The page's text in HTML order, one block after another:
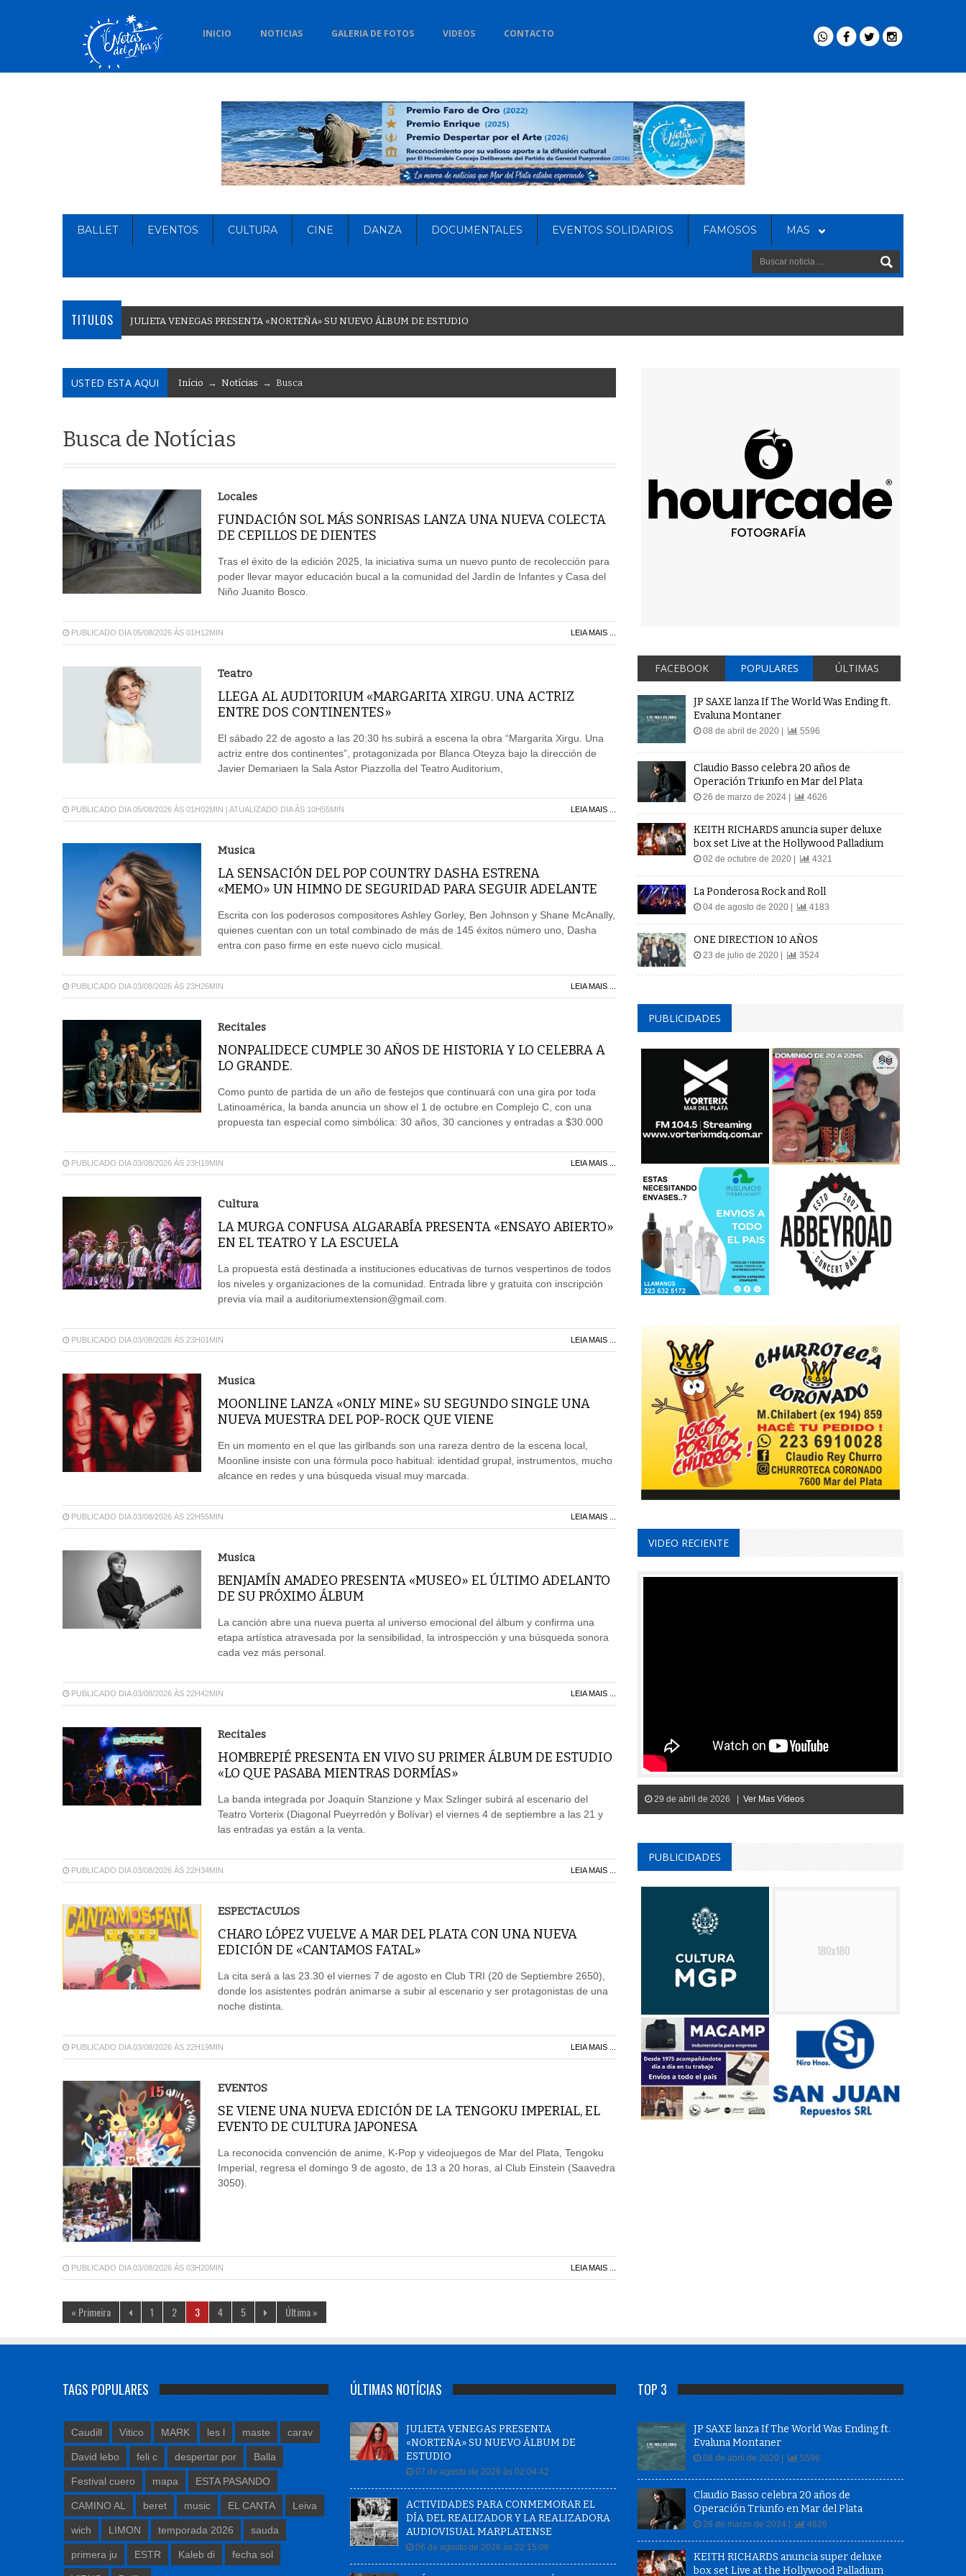
INICIO NOTICIAS GALERIA DE FOTOS VIDEOS CONTACTO
BALLET EVENTOS CULTURA CINE DANZA DOCUMENTALES EVENTOS SOLIDARIOS FAMOSOS MAS
TITULOS JULIETA VENEGAS PRESENTA «NORTEÑA» SU NUEVO ÁLBUM DE ESTUDIO
USTED ESTA AQUI Início → Notícias → Busca
Busca de Notícias
Locales
FUNDACIÓN SOL MÁS SONRISAS LANZA UNA NUEVA COLECTA
DE CEPILLOS DE DIENTES
Tras el éxito de la edición 2025, la iniciativa suma un nuevo punto de recolección para
poder llevar mayor educación bucal a la comunidad del Jardín de Infantes y Casa del
Niño Juanito Bosco.
PUBLICADO DIA 05/08/2026 ÀS 01H12MIN LEIA MAIS ...
Teatro
LLEGA AL AUDITORIUM «MARGARITA XIRGU. UNA ACTRIZ
ENTRE DOS CONTINENTES»
El sábado 22 de agosto a las 20:30 hs subirá a escena la obra “Margarita Xirgu. Una
actriz entre dos continentes”, protagonizada por Blanca Oteyza bajo la dirección de
Javier Demariaen la Sala Astor Piazzolla del Teatro Auditorium,
PUBLICADO DIA 05/08/2026 ÀS 01H02MIN | ATUALIZADO DIA ÀS 10H55MIN LEIA MAIS ...
Musica
LA SENSACIÓN DEL POP COUNTRY DASHA ESTRENA
«MEMO» UN HIMNO DE SEGURIDAD PARA SEGUIR ADELANTE
Escrita con los poderosos compositores Ashley Gorley, Ben Johnson y Shane McAnally,
quienes cuentan con un total combinado de más de 145 éxitos número uno, Dasha
entra con paso firme en este nuevo ciclo musical.
PUBLICADO DIA 03/08/2026 ÀS 23H26MIN LEIA MAIS ...
Recitales
NONPALIDECE CUMPLE 30 AÑOS DE HISTORIA Y LO CELEBRA A
LO GRANDE.
Como punto de partida de un año de festejos que continuará con una gira por toda
Latinoamérica, la banda anuncia un show el 1 de octubre en Complejo C, con una
propuesta tan especial como simbólica: 30 años, 30 canciones y entradas a $30.000
PUBLICADO DIA 03/08/2026 ÀS 23H19MIN LEIA MAIS ...
Cultura
LA MURGA CONFUSA ALGARABÍA PRESENTA «ENSAYO ABIERTO»
EN EL TEATRO Y LA ESCUELA
La propuesta está destinada a instituciones educativas de turnos vespertinos de todos
los niveles y organizaciones de la comunidad. Entrada libre y gratuita con inscripción
previa vía mail a auditoriumextension@gmail.com.
PUBLICADO DIA 03/08/2026 ÀS 23H01MIN LEIA MAIS ...
Musica
MOONLINE LANZA «ONLY MINE» SU SEGUNDO SINGLE UNA
NUEVA MUESTRA DEL POP-ROCK QUE VIENE
En un momento en el que las girlbands son una rareza dentro de la escena local,
Moonline insiste con una fórmula poco habitual: identidad grupal, instrumentos, mucho
alcance en redes y una búsqueda visual muy marcada.
PUBLICADO DIA 03/08/2026 ÀS 22H55MIN LEIA MAIS ...
Musica
BENJAMÍN AMADEO PRESENTA «MUSEO» EL ÚLTIMO ADELANTO
DE SU PRÓXIMO ÁLBUM
La canción abre una nueva puerta al universo emocional del álbum y confirma una
etapa artística atravesada por la sensibilidad, la introspección y una búsqueda sonora
cada vez más personal.
PUBLICADO DIA 03/08/2026 ÀS 22H42MIN LEIA MAIS ...
Recitales
HOMBREPIÉ PRESENTA EN VIVO SU PRIMER ÁLBUM DE ESTUDIO
«LO QUE PASABA MIENTRAS DORMÍAS»
La banda integrada por Joaquín Stanzione y Max Szlinger subirá al escenario del
Teatro Vorterix (Diagonal Pueyrredón y Bolívar) el viernes 4 de septiembre a las 21 y
las entradas ya están a la venta.
PUBLICADO DIA 03/08/2026 ÀS 22H34MIN LEIA MAIS ...
ESPECTACULOS
CHARO LÓPEZ VUELVE A MAR DEL PLATA CON UNA NUEVA
EDICIÓN DE «CANTAMOS FATAL»
La cita será a las 23.30 el viernes 7 de agosto en Club TRI (20 de Septiembre 2650),
donde los asistentes podrán animarse a subir al escenario y ser protagonistas de una
noche distinta.
PUBLICADO DIA 03/08/2026 ÀS 22H19MIN LEIA MAIS ...
EVENTOS
SE VIENE UNA NUEVA EDICIÓN DE LA TENGOKU IMPERIAL, EL
EVENTO DE CULTURA JAPONESA
La reconocida convención de anime, K-Pop y videojuegos de Mar del Plata, Tengoku
Imperial, regresa el domingo 9 de agosto, de 13 a 20 horas, al Club Einstein (Saavedra
3050).
PUBLICADO DIA 03/08/2026 ÀS 03H20MIN LEIA MAIS ...
« Primeira 1 2 3 4 5 Última »
FACEBOOK POPULARES ÚLTIMAS
JP SAXE lanza If The World Was Ending ft.
Evaluna Montaner
08 de abril de 2020 | 5596
Claudio Basso celebra 20 años de
Operación Triunfo en Mar del Plata
26 de marzo de 2024 | 4626
KEITH RICHARDS anuncia super deluxe
box set Live at the Hollywood Palladium
02 de octubre de 2020 | 4321
La Ponderosa Rock and Roll
04 de agosto de 2020 | 4183
ONE DIRECTION 10 AÑOS
23 de julio de 2020 | 3524
PUBLICIDADES
VIDEO RECIENTE
29 de abril de 2026 | Ver Mas Vídeos
PUBLICIDADES
TAGS POPULARES
Caudill Vitico MARK les l maste carav
David lebo feli c despertar por Balla
Festival cuero mapa ESTA PASANDO
CAMINO AL beret music EL CANTA Leiva
wich LIMON temporada 2026 sauda
primera ju ESTR Kaleb di fecha sol
ÚLTIMAS NOTÍCIAS
JULIETA VENEGAS PRESENTA
«NORTEÑA» SU NUEVO ÁLBUM DE
ESTUDIO
07 de agosto de 2026 às 02:04:42
ACTIVIDADES PARA CONMEMORAR EL
DÍA DEL REALIZADOR Y LA REALIZADORA
AUDIOVISUAL MARPLATENSE
06 de agosto de 2026 às 22:15:06
TOP 3
JP SAXE lanza If The World Was Ending ft.
Evaluna Montaner
08 de abril de 2020 | 5596
Claudio Basso celebra 20 años de
Operación Triunfo en Mar del Plata
26 de marzo de 2024 | 4626
KEITH RICHARDS anuncia super deluxe
box set Live at the Hollywood Palladium